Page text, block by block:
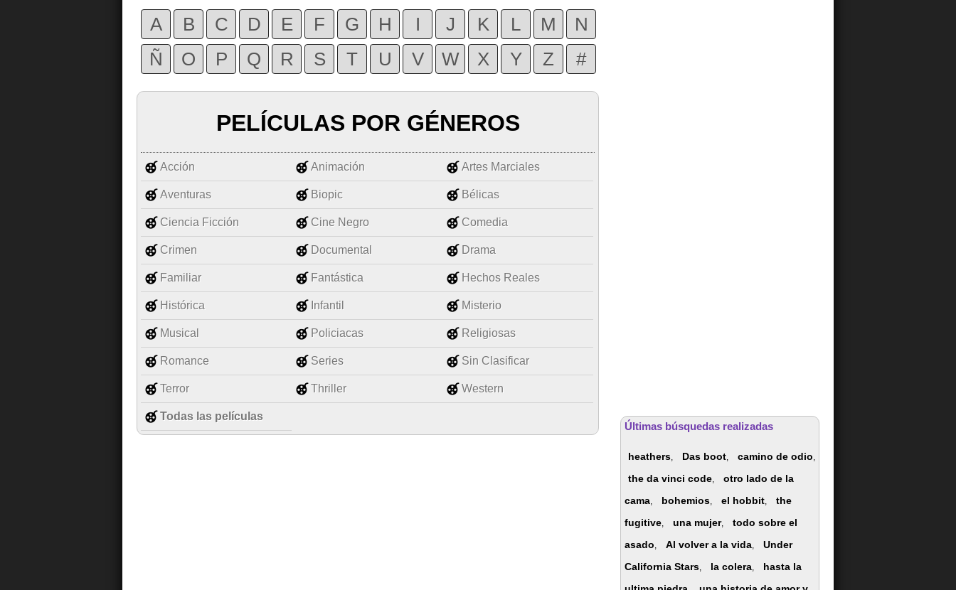
A B C D E F G H I J K L M
N
Ñ
O P Q R S T U V W X Y Z #
PELÍCULAS POR GÉNEROS
Acción Animación Artes Marciales
Aventuras Biopic Bélicas
Ciencia Ficción Cine Negro Comedia
Crimen Documental Drama
Familiar Fantástica Hechos Reales
Histórica Infantil Misterio
Musical Policiacas Religiosas
Romance Series Sin Clasificar
Terror Thriller Western
Todas las películas
Últimas búsquedas realizadas
heathers, Das boot, camino de odio,
the da vinci code,
otro lado de la
cama, bohemios, el hobbit,
the
fugitive, una mujer,
todo sobre el
asado, Al volver a la vida,
Under
California Stars, la colera,
hasta la